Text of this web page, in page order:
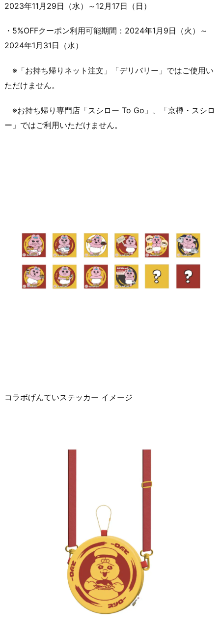
2023年11月29日（水）～12月17日（日）
・5%OFFクーポン利用可能期間：2024年1月9日（火）～
2024年1月31日（水）
※「お持ち帰りネット注文」「デリバリー」ではご使用い
ただけません。
※お持ち帰り専門店「スシロー To Go」、「京樽・スシロ
ー」ではご利用いただけません。
コラボげんていステッカー イメージ